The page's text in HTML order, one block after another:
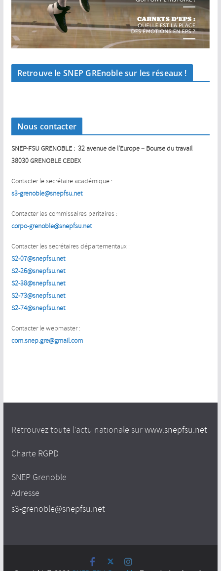
Retrouve le SNEP GREnoble sur les réseaux !
Nous contacter
SNEP-FSU GRENOBLE : 32 avenue de l’Europe – Bourse du travail
38030 GRENOBLE CEDEX
Contacter le secrétaire académique :
s3-grenoble@snepfsu.net
Contacter les commissaires paritaires :
corpo-grenoble@snepfsu.net
Contacter les secrétaires départementaux :
S2-07@snepfsu.net
S2-26@snepfsu.net
S2-38@snepfsu.net
S2-73@snepfsu.net
S2-74@snepfsu.net
Contacter le webmaster :
com.snep.gre@gmail.com
Retrouvez toute l’actu nationale surwww.snepfsu.net
Charte RGPD
SNEP Grenoble
Adresse
s3-grenoble@snepfsu.net